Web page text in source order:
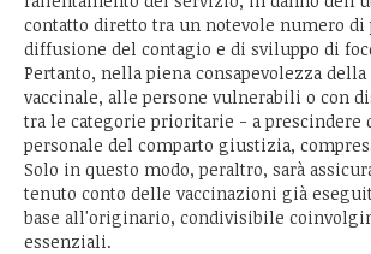
contatto diretto tra un notevole numero
diffusione del contagio e di sviluppo di
Pertanto, nella piena consapevolezza
vaccinale, alle persone vulnerabili o con
tra le categorie prioritarie - a
personale del comparto giustizia,
Solo in questo modo, peraltro, sarà
tenuto conto delle vaccinazioni già
base all'originario, condivisibile
essenziali.